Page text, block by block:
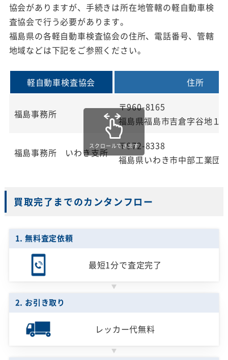
協会がありますが、手続きは所在地管轄の軽自動車検
査協会で行う必要があります。
福島県の各軽自動車検査協会の住所、電話番号、管轄
地域などは下記をご参照ください。
軽自動車検査協会 住所
福島事務所
〒960-8165
福島県福島市吉倉字谷地１
福島事務所 いわき支所
〒972-8338
福島県いわき市中部工業団
スクロールできます
買取完了までのカンタンフロー
1. 無料査定依頼
最短1分で査定完了
2. お引き取り
レッカー代無料